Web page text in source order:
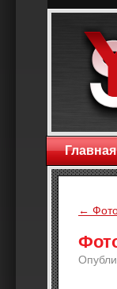
Главная
←